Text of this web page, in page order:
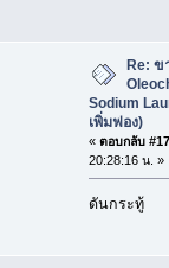
Re: ข
Sodium
เพิ่มฟอง)
« ตอบกลับ
20:28:16 น. »
ดันกระทู้